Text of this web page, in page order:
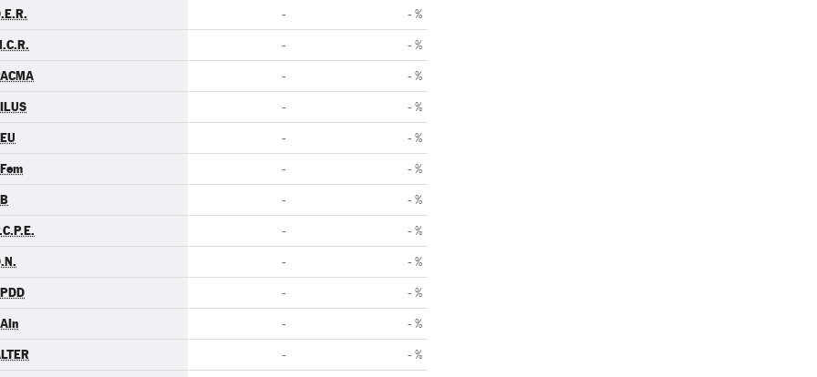
- - %
- - %
- - %
- - %
- - %
- - %
- - %
- - %
- - %
- - %
- - %
- - %